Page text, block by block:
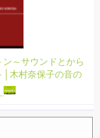
～サウンドとから
│木村奈保子の音の